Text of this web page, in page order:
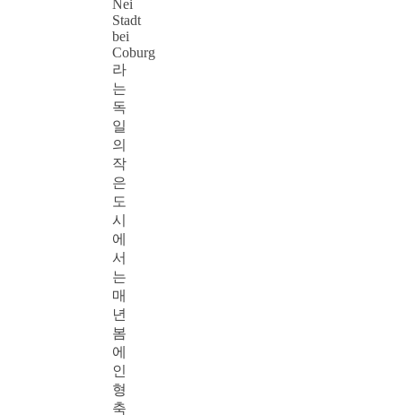
Nei
Stadt
bei
Coburg
라
는
독
일
의
작
은
도
시
에
서
는
매
년
봄
에
인
형
축